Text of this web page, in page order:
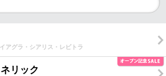
アグラ・シアリス・レビトラ
リック